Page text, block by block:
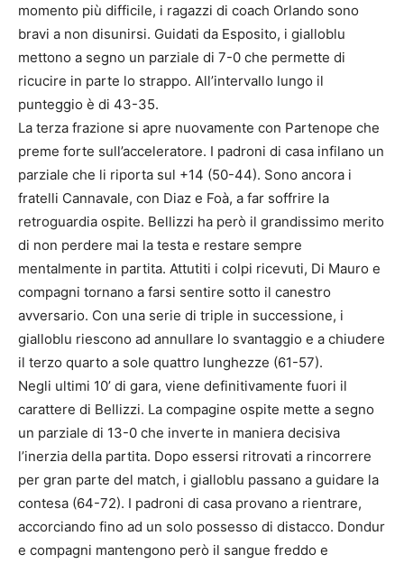
momento più difficile, i ragazzi di coach Orlando sono
bravi a non disunirsi. Guidati da Esposito, i gialloblu
mettono a segno un parziale di 7-0 che permette di
ricucire in parte lo strappo. All’intervallo lungo il
punteggio è di 43-35.
La terza frazione si apre nuovamente con Partenope che
preme forte sull’acceleratore. I padroni di casa infilano un
parziale che li riporta sul +14 (50-44). Sono ancora i
fratelli Cannavale, con Diaz e Foà, a far soffrire la
retroguardia ospite. Bellizzi ha però il grandissimo merito
di non perdere mai la testa e restare sempre
mentalmente in partita. Attutiti i colpi ricevuti, Di Mauro e
compagni tornano a farsi sentire sotto il canestro
avversario. Con una serie di triple in successione, i
gialloblu riescono ad annullare lo svantaggio e a chiudere
il terzo quarto a sole quattro lunghezze (61-57).
Negli ultimi 10’ di gara, viene definitivamente fuori il
carattere di Bellizzi. La compagine ospite mette a segno
un parziale di 13-0 che inverte in maniera decisiva
l’inerzia della partita. Dopo essersi ritrovati a rincorrere
per gran parte del match, i gialloblu passano a guidare la
contesa (64-72). I padroni di casa provano a rientrare,
accorciando fino ad un solo possesso di distacco. Dondur
e compagni mantengono però il sangue freddo e